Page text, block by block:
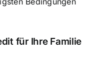
für Ihre Familie